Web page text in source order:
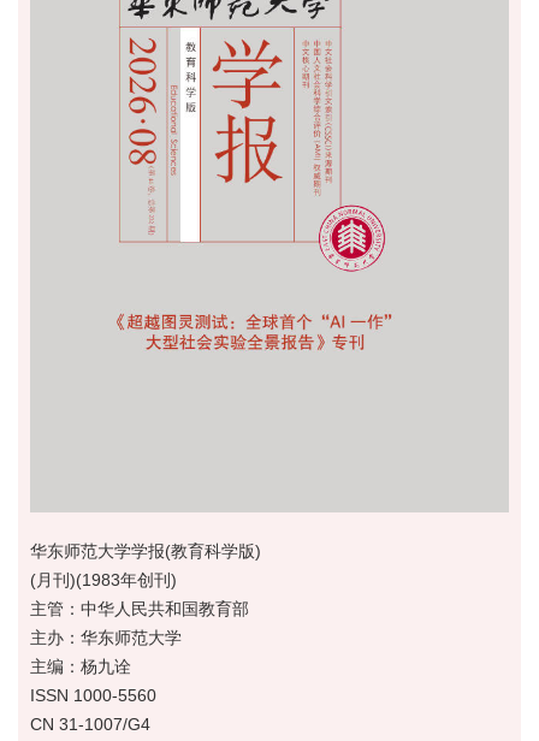
华东师范大学学报(教育科学版)
(月刊)(1983年创刊)
主管：中华人民共和国教育部
主办：华东师范大学
主编：杨九诠
ISSN 1000-5560
CN 31-1007/G4